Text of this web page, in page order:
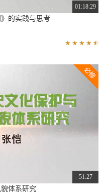
01:18:29
的实践与思考
51:27
体系研究